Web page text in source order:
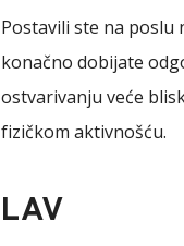
Postavili ste na poslu
konačno dobijate
ostvarivanju veće
fizičkom aktivnošću.
LAV